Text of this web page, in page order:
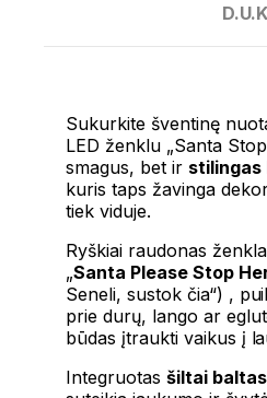
D.U.K
Sukurkite šventinę
LED ženklu „Santa
smagus, bet ir stilingas
kuris taps žavinga
tiek viduje.
Ryškiai raudonas
„Santa Please Stop
Seneli, sustok čia“) ,
prie durų, lango ar
būdas įtraukti vaikus į
Integruotas šiltai